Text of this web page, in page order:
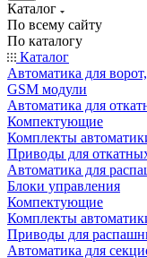
Каталог
По всему сайту
По каталогу
Каталог
Автоматика для
GSM модули
Автоматика для
Компектующие
Комплекты
Приводы для
Автоматика для
Блоки управления
Компектующие
Комплекты
Приводы для
Автоматика для